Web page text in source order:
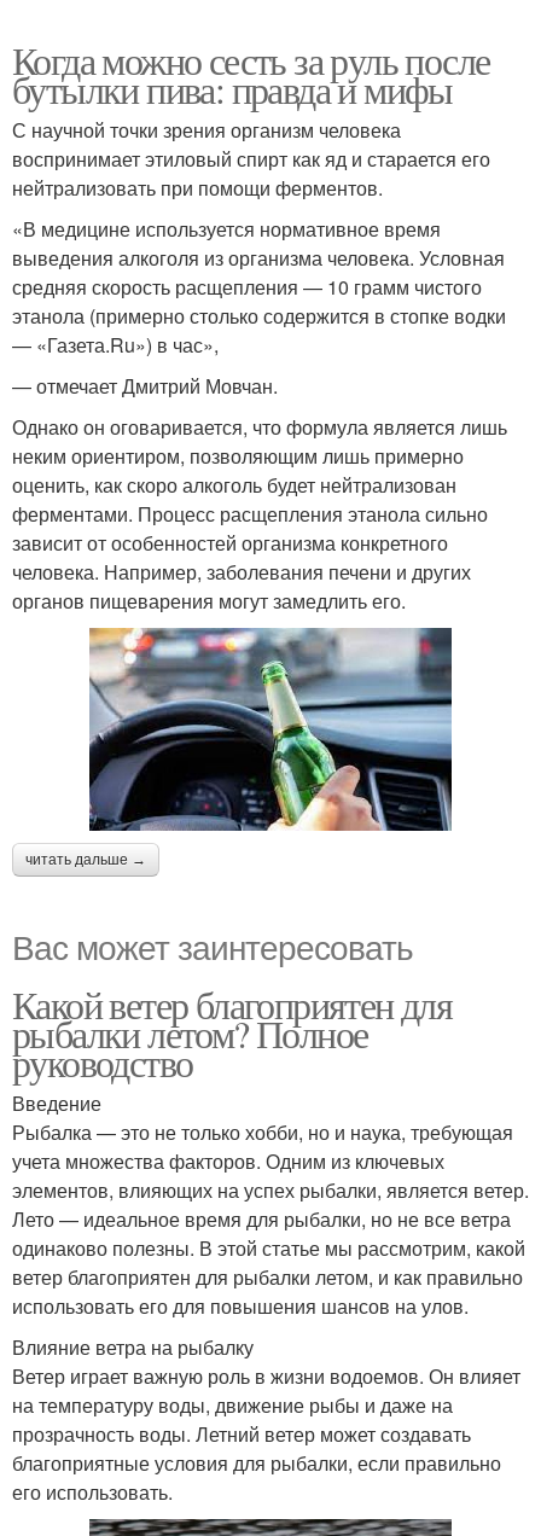
Когда можно сесть за руль после
бутылки пива: правда и мифы
С научной точки зрения организм человека
воспринимает этиловый спирт как яд и старается его
нейтрализовать при помощи ферментов.
«В медицине используется нормативное время
выведения алкоголя из организма человека. Условная
средняя скорость расщепления — 10 грамм чистого
этанола (примерно столько содержится в стопке водки
— «Газета.Ru») в час»,
— отмечает Дмитрий Мовчан.
Однако он оговаривается, что формула является лишь
неким ориентиром, позволяющим лишь примерно
оценить, как скоро алкоголь будет нейтрализован
ферментами. Процесс расщепления этанола сильно
зависит от особенностей организма конкретного
человека. Например, заболевания печени и других
органов пищеварения могут замедлить его.
читать дальше →
Вас может заинтересовать
Какой ветер благоприятен для
рыбалки летом? Полное
руководство
Введение
Рыбалка — это не только хобби, но и наука, требующая
учета множества факторов. Одним из ключевых
элементов, влияющих на успех рыбалки, является ветер.
Лето — идеальное время для рыбалки, но не все ветра
одинаково полезны. В этой статье мы рассмотрим, какой
ветер благоприятен для рыбалки летом, и как правильно
использовать его для повышения шансов на улов.
Влияние ветра на рыбалку
Ветер играет важную роль в жизни водоемов. Он влияет
на температуру воды, движение рыбы и даже на
прозрачность воды. Летний ветер может создавать
благоприятные условия для рыбалки, если правильно
его использовать.